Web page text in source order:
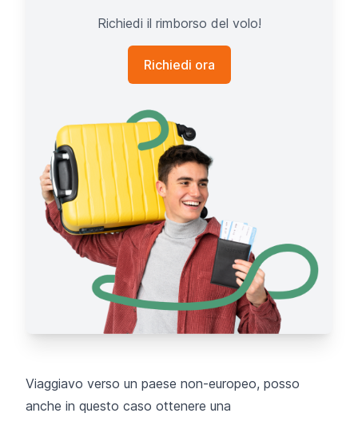
Richiedi il rimborso del volo!
Richiedi ora
Viaggiavo verso un paese non-europeo, posso
anche in questo caso ottenere una